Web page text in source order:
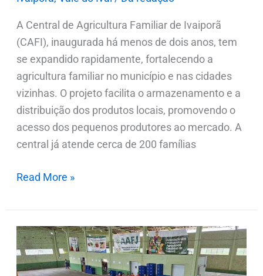
A Central de Agricultura Familiar de Ivaiporã
(CAFI), inaugurada há menos de dois anos, tem
se expandido rapidamente, fortalecendo a
agricultura familiar no município e nas cidades
vizinhas. O projeto facilita o armazenamento e a
distribuição dos produtos locais, promovendo o
acesso dos pequenos produtores ao mercado. A
central já atende cerca de 200 famílias
Read More »
Cafi
e
Ceasa